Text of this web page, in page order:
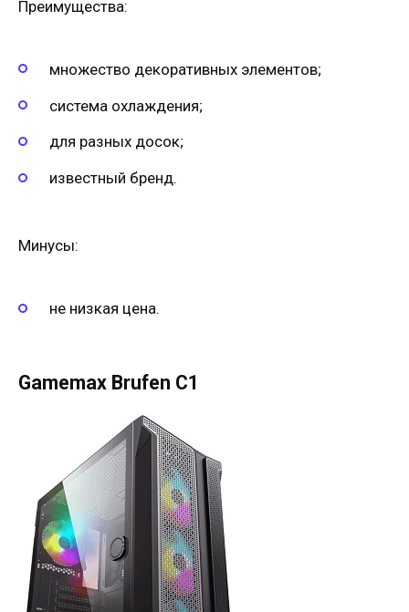
Преимущества:
множество декоративных элементов;
система охлаждения;
для разных досок;
известный бренд.
Минусы:
не низкая цена.
Gamemax Brufen C1